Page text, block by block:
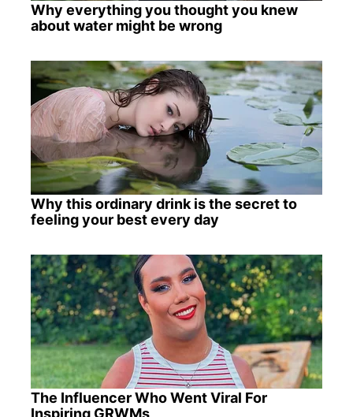
Why everything you thought you knew
about water might be wrong
Why this ordinary drink is the secret to
feeling your best every day
The Influencer Who Went Viral For
Inspiring GRWMs